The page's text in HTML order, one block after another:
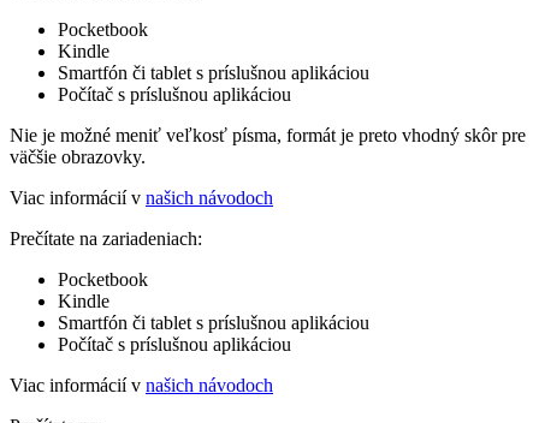
Pocketbook
Kindle
Smartfón či tablet s príslušnou aplikáciou
Počítač s príslušnou aplikáciou
Nie je možné meniť veľkosť písma, formát je preto vhodný skôr pre
väčšie obrazovky.
Viac informácií v našich návodoch
Prečítate na zariadeniach:
Pocketbook
Kindle
Smartfón či tablet s príslušnou aplikáciou
Počítač s príslušnou aplikáciou
Viac informácií v našich návodoch